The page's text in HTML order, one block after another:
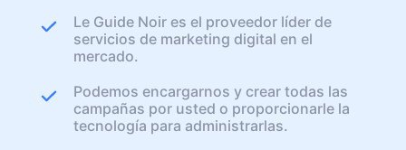
Le Guide Noir es el proveedor líder de
servicios de marketing digital en el
mercado.
Podemos encargarnos y crear todas las
campañas por usted o proporcionarle la
tecnología para administrarlas.